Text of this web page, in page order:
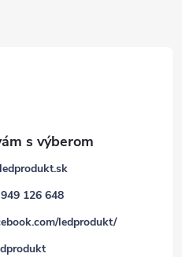
126 648
ledprodukt/